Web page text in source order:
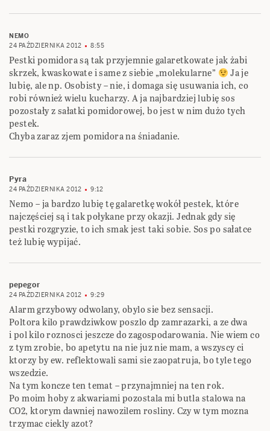
NEMO
24 PAŹDZIERNIKA 2012
8:55
Pestki pomidora są tak przyjemnie galaretkowate jak żabi
skrzek, kwaskowate i same z siebie „molekularne”
Ja je
lubię, ale np. Osobisty – nie, i domaga się usuwania ich, co
robi również wielu kucharzy. A ja najbardziej lubię sos
pozostały z sałatki pomidorowej, bo jest w nim dużo tych
pestek.
Chyba zaraz zjem pomidora na śniadanie.
Pyra
24 PAŹDZIERNIKA 2012 9:12
Nemo – ja bardzo lubię tę galaretkę wokół pestek, które
najczęściej są i tak połykane przy okazji. Jednak gdy się
pestki rozgryzie, to ich smak jest taki sobie. Sos po sałatce
też lubię wypijać.
pepegor
24 PAŹDZIERNIKA 2012 9:29
Alarm grzybowy odwolany, obylo sie bez sensacji.
Poltora kilo prawdziwkow poszlo dp zamrazarki, a ze dwa
i pol kilo roznosci jeszcze do zagospodarowania. Nie wiem co
z tym zrobie, bo apetytu na nie juz nie mam, a wszyscy ci
ktorzy by ew. reflektowali sami sie zaopatruja, bo tyle tego
wszedzie.
Na tym koncze ten temat – przynajmniej na ten rok.
Po moim hoby z akwariami pozostala mi butla stalowa na
CO2, ktorym dawniej nawozilem rosliny. Czy w tym mozna
trzymac ciekly azot?